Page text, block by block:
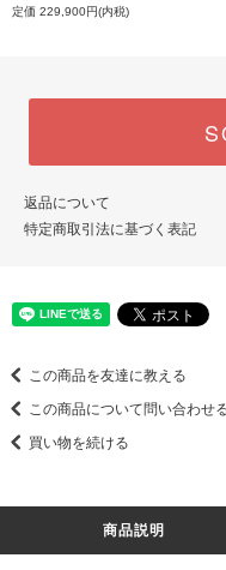
定価 229,900円(内税)
返品について
特定商取引法に基づく表記
この商品を友達に教える
この商品について問い合わせ
買い物を続ける
商品説明